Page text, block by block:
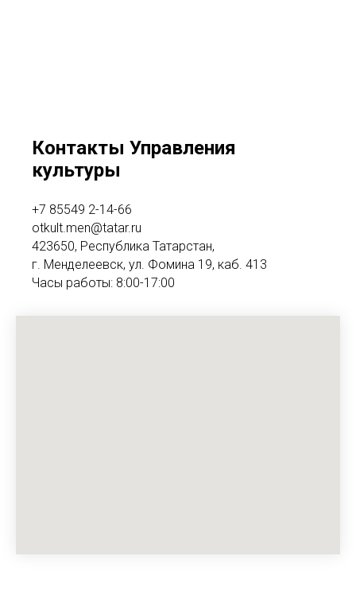
Контакты Управления
культуры
+7 85549 2-14-66
otkult.men@tatar.ru
423650, Республика Татарстан,
г. Менделеевск, ул. Фомина 19, каб. 413
Часы работы: 8:00-17:00